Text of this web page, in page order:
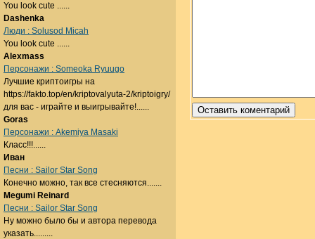
You look cute ......
Dashenka
Люди : Solusod Micah
You look cute ......
Alexmass
Персонажи : Someoka Ryuugo
Лучшие криптоигры на
https://fakto.top/en/kriptovalyuta-2/kriptoigry/
для вас - играйте и выигрывайте!......
Goras
Персонажи : Akemiya Masaki
Класс!!!......
Иван
Песни : Sailor Star Song
Конечно можно, так все стесняются.......
Megumi Reinard
Песни : Sailor Star Song
Ну можно было бы и автора перевода
указать.........